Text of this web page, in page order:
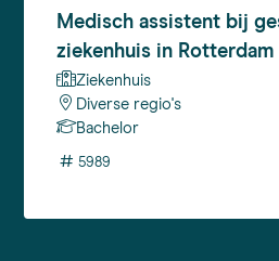
Medischassistent bij
ziekenhuis in Rotterdam
Ziekenhuis
Diverse regio's
Bachelor
# 5989